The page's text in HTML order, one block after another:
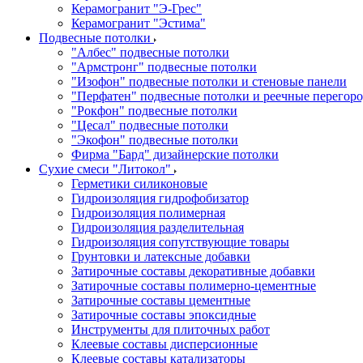
Керамогранит "Э-Грес"
Керамогранит "Эстима"
Подвесные потолки
"Албес" подвесные потолки
"Армстронг" подвесные потолки
"Изофон" подвесные потолки и стеновые панели
"Перфатен" подвесные потолки и реечные
"Рокфон" подвесные потолки
"Цесал" подвесные потолки
"Экофон" подвесные потолки
Фирма "Бард" дизайнерские потолки
Сухие смеси "Литокол"
Герметики силиконовые
Гидроизоляция гидрофобизатор
Гидроизоляция полимерная
Гидроизоляция разделительная
Гидроизоляция сопутствующие товары
Грунтовки и латексные добавки
Затирочные составы декоративные добавки
Затирочные составы полимерно-цементные
Затирочные составы цементные
Затирочные составы эпоксидные
Инструменты для плиточных работ
Клеевые составы дисперсионные
Клеевые составы катализаторы